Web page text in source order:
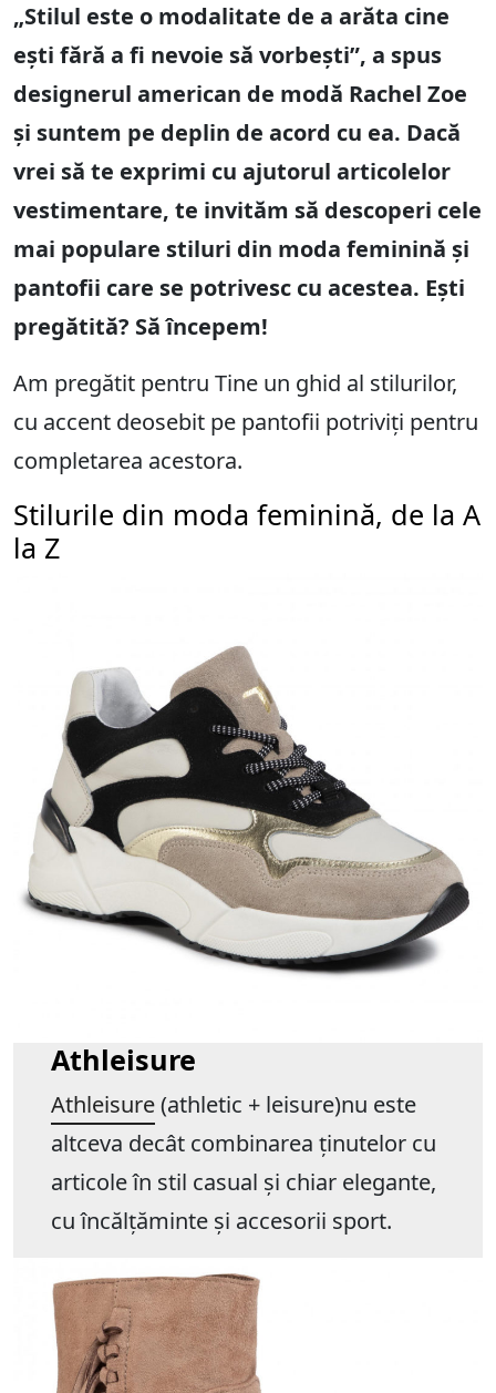
„Stilul este o modalitate de a arăta cine
ești fără a fi nevoie să vorbești”, a spus
designerul american de modă Rachel Zoe
și suntem pe deplin de acord cu ea. Dacă
vrei să te exprimi cu ajutorul articolelor
vestimentare, te invităm să descoperi cele
mai populare stiluri din moda feminină și
pantofii care se potrivesc cu acestea. Ești
pregătită? Să începem!
Am pregătit pentru Tine un ghid al stilurilor,
cu accent deosebit pe pantofii potriviți pentru
completarea acestora.
Stilurile din moda feminină, de la A
la Z
Athleisure
Athleisure(athletic + leisure)nu este
altceva decât combinarea ținutelor cu
articole în stil casual și chiar elegante,
cu încălțăminte și accesorii sport.